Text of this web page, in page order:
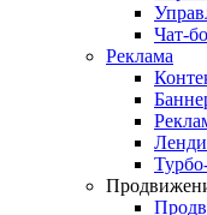
Чат-
Реклама